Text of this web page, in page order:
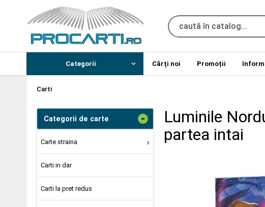
Categorii Cărți noi Promoții
Carti
Categorii de carte -
Carte straina
Carti in dar
Carti la pret redus
Luminile
partea intai